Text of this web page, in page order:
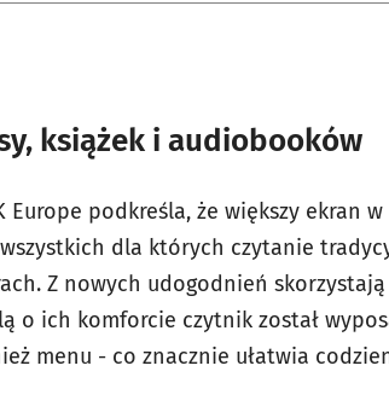
książek i audiobooków
Europe podkreśla, że większy ekran
dla których czytanie
Z nowych udogodnień
o ich komforcie czytnik został
menu - co znacznie ułatwia